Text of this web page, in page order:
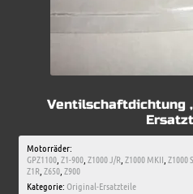
Ventilschaftdichtung
Motorräder:
GPZ1100, Z1-900, Z1000 J/R, Z1000 MKII Z1000
Z1R, Z650, Z900
Kategorie:Original-Ersatzteile